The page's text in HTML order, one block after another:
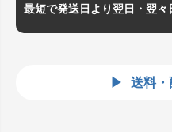
最短で発送日より翌日・翌々
送料・